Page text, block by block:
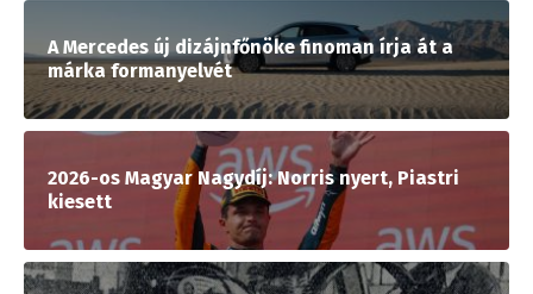
A Mercedes új dizájnfőnöke finoman írja át a
márka formanyelvét
2026-os Magyar Nagydíj: Norris nyert, Piastri
kiesett